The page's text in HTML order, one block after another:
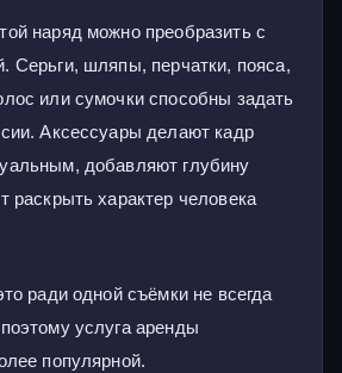
наряд можно преобразить с
Серьги, шляпы, перчатки, пояса,
или сумочки способны задать
Аксессуары делают кадр
добавляют глубину
раскрыть характер человека
ради одной съёмки не всегда
услуга аренды
популярной.